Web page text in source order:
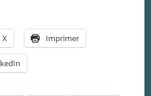
X Imprimer